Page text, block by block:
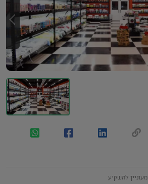
מעוניין להשקיע